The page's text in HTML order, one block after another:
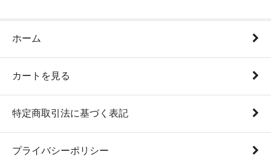
ホーム
カートを見る
特定商取引法に基づく表記
プライバシーポリシー